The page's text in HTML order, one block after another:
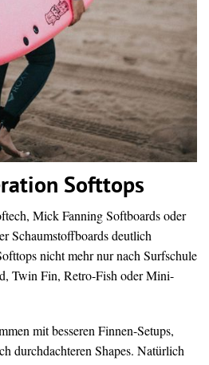
Softtops
Mick Fanning Softboards oder
Schaumstoffboards deutlich
nicht mehr nur nach Surfschule
Twin Fin, Retro-Fish oder Mini-
mit besseren Finnen-Setups,
durchdachteren Shapes. Natürlich